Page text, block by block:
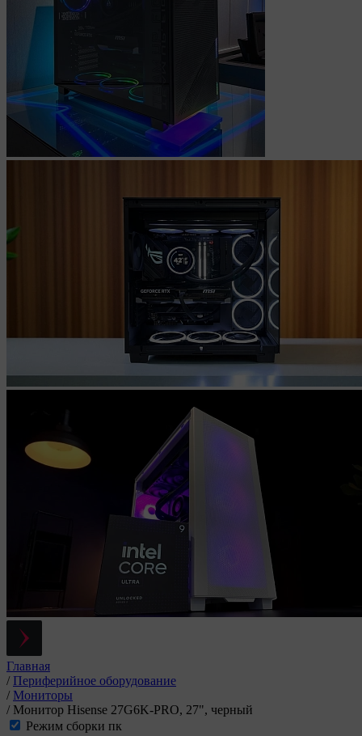
Главная
/ Периферийное оборудование
/ Мониторы
/ Монитор Hisense 27G6K-PRO, 27", черный
Режим сборки пк